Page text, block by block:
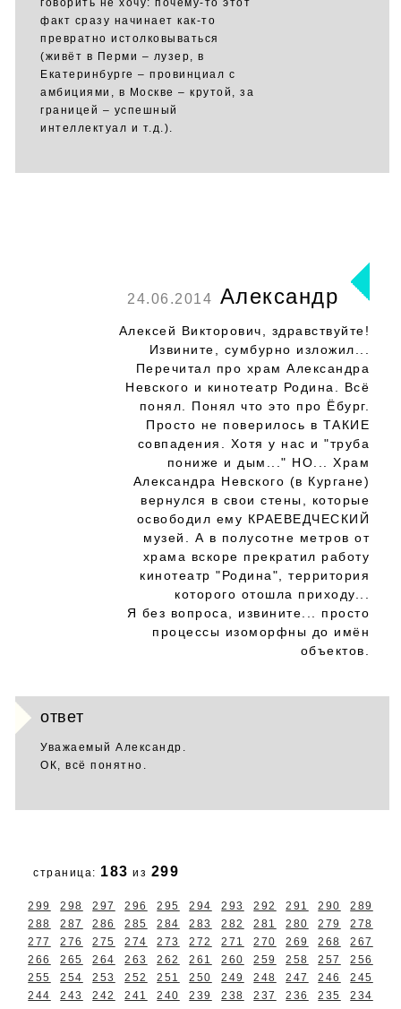
говорить не хочу: почему-то этот
факт сразу начинает как-то
превратно истолковываться
(живёт в Перми – лузер, в
Екатеринбурге – провинциал с
амбициями, в Москве – крутой, за
границей – успешный
интеллектуал и т.д.).
24.06.2014 Александр
Алексей Викторович, здравствуйте!
Извините, сумбурно изложил...
Перечитал про храм Александра
Невского и кинотеатр Родина. Всё
понял. Понял что это про Ёбург.
Просто не поверилось в ТАКИЕ
совпадения. Хотя у нас и "труба
пониже и дым..." НО... Храм
Александра Невского (в Кургане)
вернулся в свои стены, которые
освободил ему КРАЕВЕДЧЕСКИЙ
музей. А в полусотне метров от
храма вскоре прекратил работу
кинотеатр "Родина", территория
которого отошла приходу...
Я без вопроса, извините... просто
процессы изоморфны до имён
объектов.
ответ
Уважаемый Александр.
ОК, всё понятно.
страница: 183 из 299
299 298 297 296 295 294 293 292 291 290
289
288
287 286 285 284 283 282 281 280 279
278
277
276 275 274 273 272 271 270 269 268
267
266
265 264 263 262 261 260 259 258 257
256
255
254 253 252 251 250 249 248 247 246
245
244
243 242 241 240 239 238 237 236 235
234